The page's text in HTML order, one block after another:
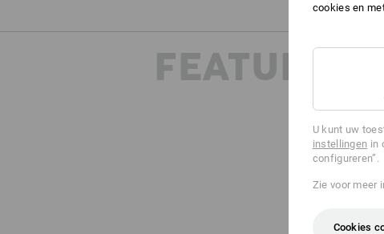
FEATURES
cookies en
U kunt uw
instellingen in
configureren”.
Zie voor meer
Cookies